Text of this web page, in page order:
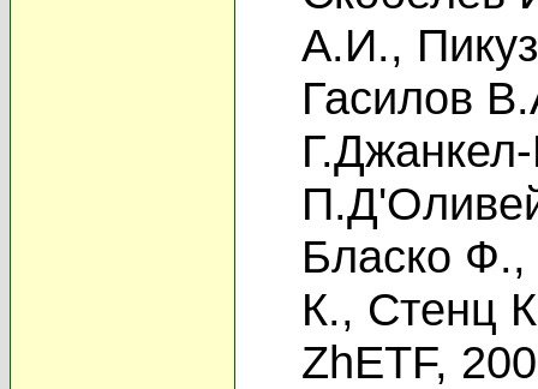
А.И.,
Гасилов
Бласко Ф.,
К., Стенц
ZhETF,